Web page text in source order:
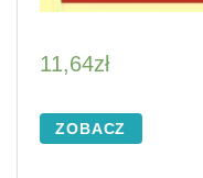
11,64zł
ZOBACZ